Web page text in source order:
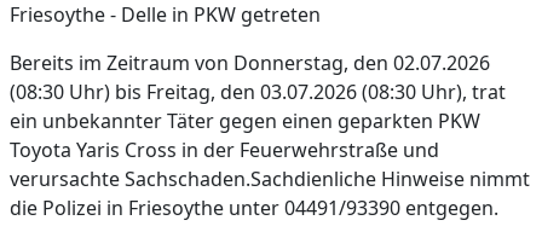
Friesoythe - Delle in PKW getreten
Bereits im Zeitraum von Donnerstag, den 02.07.2026
(08:30 Uhr) bis Freitag, den 03.07.2026 (08:30 Uhr), trat
ein unbekannter Täter gegen einen geparkten PKW
Toyota Yaris Cross in der Feuerwehrstraße und
verursachte Sachschaden.Sachdienliche Hinweise nimmt
die Polizei in Friesoythe unter 04491/93390 entgegen.